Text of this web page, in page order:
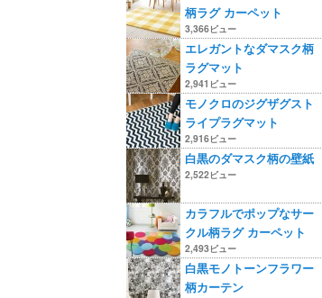
柄ラグ カーペット
3,366ビュー
エレガントなダマスク柄
ラグマット
2,941ビュー
モノクロのジグザグスト
ライプラグマット
2,916ビュー
白黒のダマスク柄の壁紙
2,522ビュー
カラフルでポップなサー
クル柄ラグ カーペット
2,493ビュー
白黒モノトーンフラワー
柄カーテン